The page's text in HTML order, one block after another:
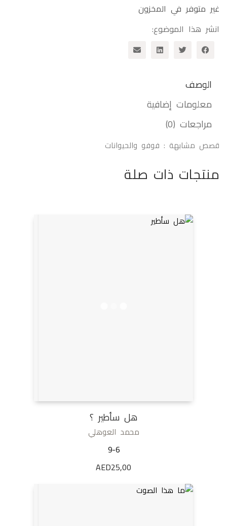
غير متوفر في المخزون
انشر هذا الموضوع:
الوصف
معلومات إضافية
مراجعات (0)
قصص مشابهة : فوفو والحيوانات
منتجات ذات صلة
هل سأطير ؟
محمد العوهلي
9-6
AED25,00